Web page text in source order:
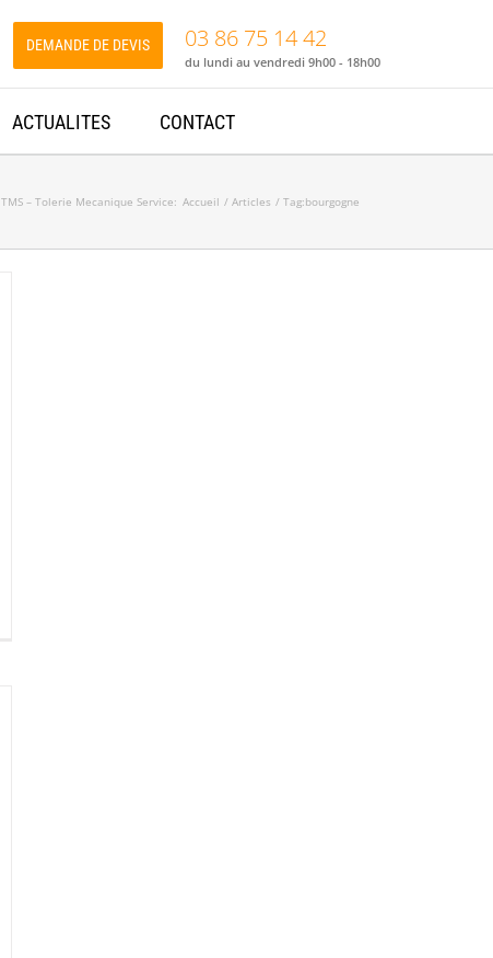
03 86 75 14 42
du lundi au vendredi 9h00 - 18h00
DEMANDE DE DEVIS
ACTUALITES CONTACT
TMS – Tolerie Mecanique Service: Accueil Articles Tag:bourgogne